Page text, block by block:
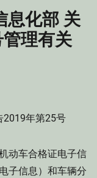
息化部 关
理有关
2019年第25号
动车合格证电子信
子信息）和车辆分